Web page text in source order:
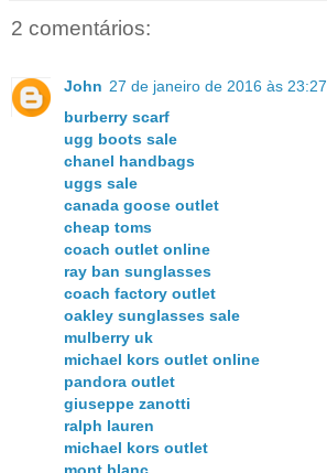
2 comentários:
John 27 de janeiro de 2016 às 23:27
burberry scarf
ugg boots sale
chanel handbags
uggs sale
canada goose outlet
cheap toms
coach outlet online
ray ban sunglasses
coach factory outlet
oakley sunglasses sale
mulberry uk
michael kors outlet online
pandora outlet
giuseppe zanotti
ralph lauren
michael kors outlet
mont blanc